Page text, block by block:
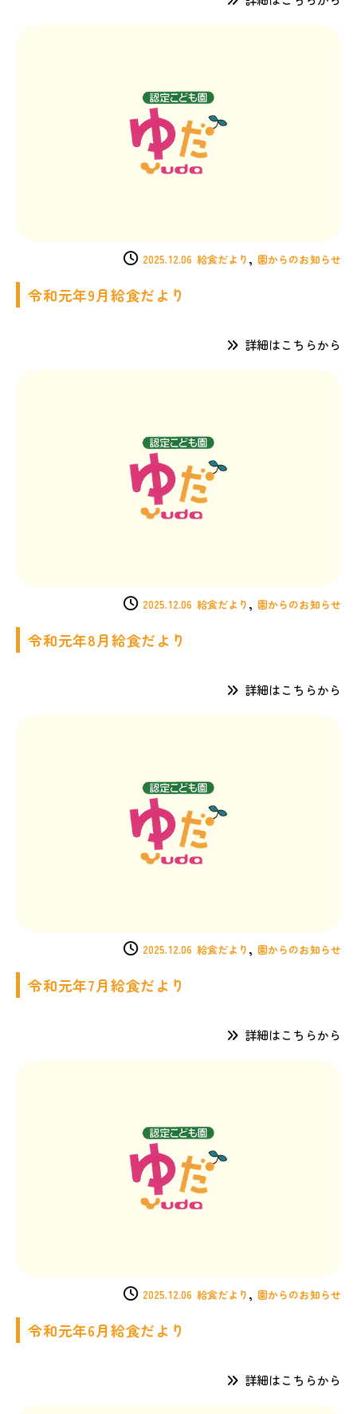
2025.12.06 給食だより , 園からのお知らせ
令和元年9月給食だより
詳細はこちらから
2025.12.06 給食だより , 園からのお知らせ
令和元年8月給食だより
詳細はこちらから
2025.12.06 給食だより , 園からのお知らせ
令和元年7月給食だより
詳細はこちらから
2025.12.06 給食だより , 園からのお知らせ
令和元年6月給食だより
詳細はこちらから